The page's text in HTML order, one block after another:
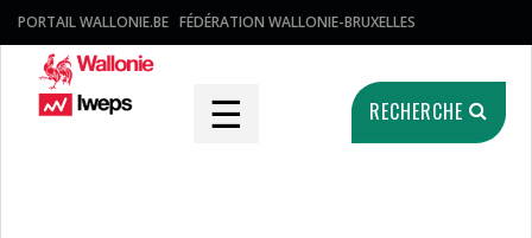
PORTAIL WALLONIE.BE FÉDÉRATION WALLONIE-BRUXELLES
☰ RECHERCHE